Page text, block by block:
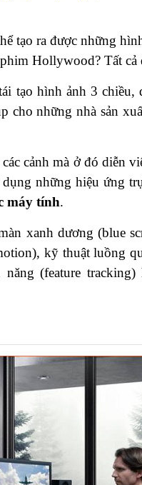
tạo ra được những
Hollywood? Tất cả
tạo hình ảnh 3
cho những nhà sản
cảnh mà ở đó diễn
những hiệu ứng
máy tính.
xanh dương (blue
kỹ thuật luồng
(feature